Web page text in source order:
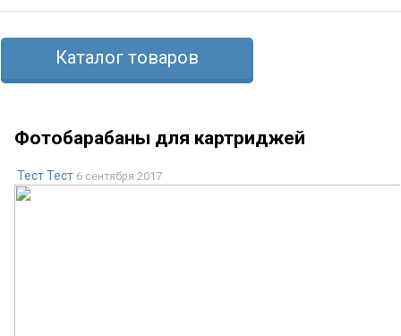
Каталог товаров
Фотобарабаны для картриджей
Тест Тест 6 сентября 2017